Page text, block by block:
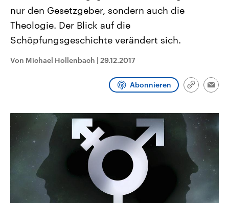
September 2026 einen neuen
Landtag. Seit 2021 wird das
Bundesland von einer Koalition aus
CDU, SPD und FDP regiert.-
Umfragen, Prognosen,
und Hintergründe zu den Parteien
und Kandidaten der anstehenden
gehören die Vereinigten
den mächtigsten Ländern
Sendungen Programm Podcasts
nur den Gesetzgeber, sondern auch die
Theologie. Der Blick auf die
Schöpfungsgeschichte verändert sich.
Von Michael Hollenbach | 29.12.2017
Abonnieren
Link